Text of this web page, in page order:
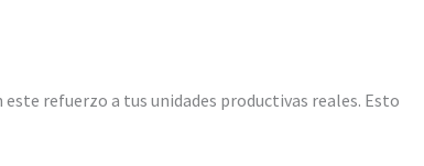
refuerzo a tus unidades productivas reales. Esto